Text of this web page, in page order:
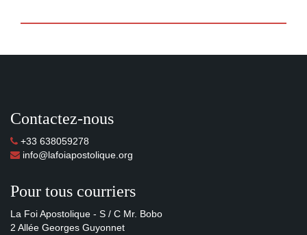
Contactez-nous
+33 638059278
info@lafoiapostolique.org
Pour tous courriers
La Foi Apostolique - S / C Mr. Bobo
2 Allée Georges Guyonnet